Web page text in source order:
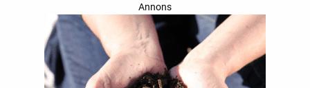
Annons